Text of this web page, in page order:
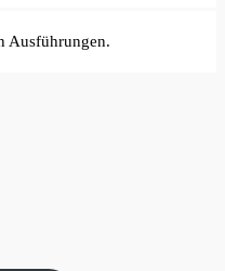
Ausführungen.